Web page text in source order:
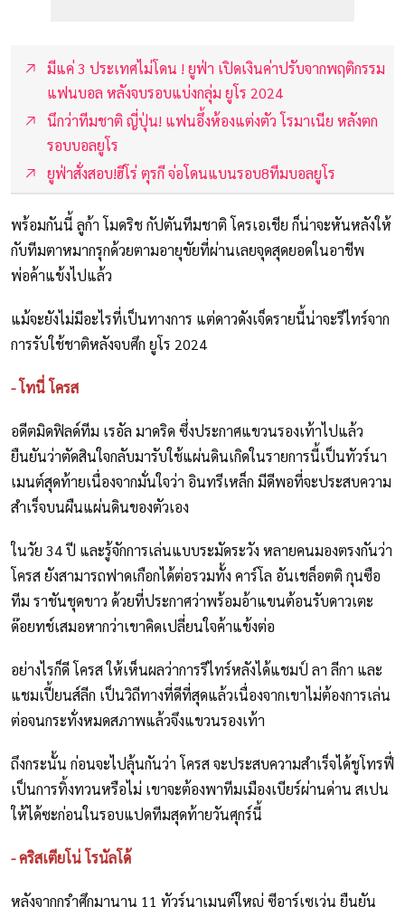
มีแค่ 3 ประเทศไม่โดน ! ยูฟ่า เปิดเงินค่าปรับจากพฤติกรรม
แฟนบอล หลังจบรอบแบ่งกลุ่ม ยูโร 2024
นึกว่าทีมชาติ ญี่ปุ่น! แฟนอึ้งห้องแต่งตัว โรมาเนีย หลังตก
รอบบอลยูโร
ยูฟ่าสั่งสอบ!ฮีโร่ ตุรกี จ่อโดนแบนรอบ8ทีมบอลยูโร
พร้อมกันนี้ ลูก้า โมดริช กัปตันทีมชาติ โครเอเชีย ก็น่าจะหันหลังให้
กับทีมตาหมากรุกด้วยตามอายุขัยที่ผ่านเลยจุดสุดยอดในอาชีพ
พ่อค้าแข้งไปแล้ว
แม้จะยังไม่มีอะไรที่เป็นทางการ แต่ดาวดังเจ็ดรายนี้น่าจะรีไทร์จาก
การรับใช้ชาติหลังจบศึก ยูโร 2024
- โทนี่ โครส
อดีตมิดฟิลด์ทีม เรอัล มาดริด ซึ่งประกาศแขวนรองเท้าไปแล้ว
ยืนยันว่าตัดสินใจกลับมารับใช้แผ่นดินเกิดในรายการนี้เป็นทัวร์นา
เมนต์สุดท้ายเนื่องจากมั่นใจว่า อินทรีเหล็ก มีดีพอที่จะประสบความ
สำเร็จบนผืนแผ่นดินของตัวเอง
ในวัย 34 ปี และรู้จักการเล่นแบบระมัดระวัง หลายคนมองตรงกันว่า
โครส ยังสามารถฟาดเกือกได้ต่อรวมทั้ง คาร์โล อันเชล็อตติ กุนซือ
ทีม ราชันชุดขาว ด้วยที่ประกาศว่าพร้อมอ้าแขนต้อนรับดาวเตะ
ด๊อยทช์เสมอหากว่าเขาคิดเปลี่ยนใจค้าแข้งต่อ
อย่างไรก็ดี โครส ให้เห็นผลว่าการรีไทร์หลังได้แชมป์ ลา ลีกา และ
แชมเปี้ยนส์ลีก เป็นวิถีทางที่ดีที่สุดแล้วเนื่องจากเขาไม่ต้องการเล่น
ต่อจนกระทั่งหมดสภาพแล้วจึงแขวนรองเท้า
ถึงกระนั้น ก่อนจะไปลุ้นกันว่า โครส จะประสบความสำเร็จได้ชูโทรฟี่
เป็นการทิ้งทวนหรือไม่ เขาจะต้องพาทีมเมืองเบียร์ผ่านด่าน สเปน
ให้ได้ซะก่อนในรอบแปดทีมสุดท้ายวันศุกร์นี้
- คริสเตียโน่ โรนัลโด้
หลังจากกรำศึกมานาน 11 ทัวร์นาเมนต์ใหญ่ ซีอาร์เซเว่น ยืนยัน